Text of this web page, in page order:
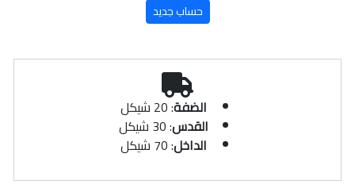
حساب جديد
الضفة: 20 شيكل
القدس: 30 شيكل
الداخل: 70 شيكل